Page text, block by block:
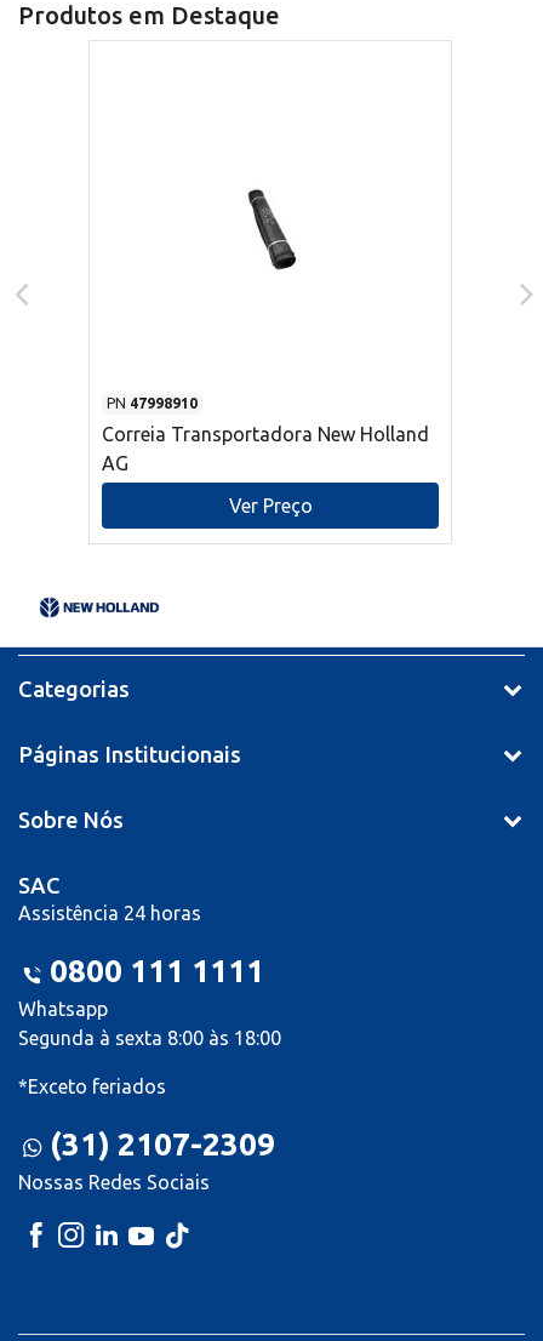
Produtos em Destaque
PN 47998910
Correia Transportadora New Holland
AG
Ver Preço
Categorias
Páginas Institucionais
Sobre Nós
SAC
Assistência 24 horas
0800 111 1111
Whatsapp
Segunda à sexta 8:00 às 18:00
*Exceto feriados
(31) 2107-2309
Nossas Redes Sociais